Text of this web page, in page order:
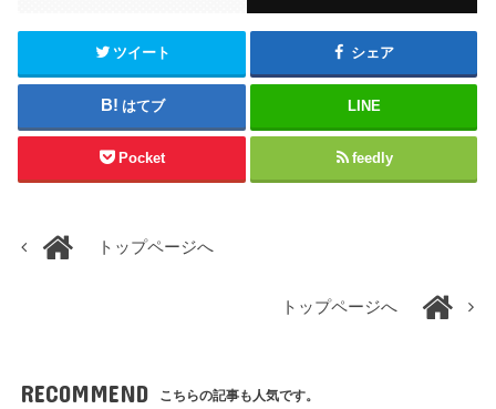
ツイート シェア
はてブ LINE
Pocket feedly
トップページへ
トップページへ
RECOMMEND こちらの記事も人気です。